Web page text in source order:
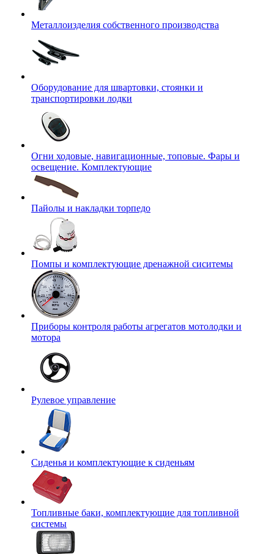
Металлоизделия собственного производства
Оборудование для швартовки, стоянки и
транспортировки лодки
Огни ходовые, навигационные, топовые. Фары и
освещение. Комплектующие
Пайолы и накладки торпедо
Помпы и комплектующие дренажной сиситемы
Приборы контроля работы агрегатов мотолодки и
мотора
Рулевое управление
Сиденья и комплектующие к сиденьям
Топливные баки, комплектующие для топливной
системы